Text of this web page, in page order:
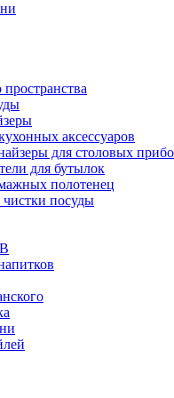
аксессуаров
для столовых
для бутылок
полотенец
чистки посуды